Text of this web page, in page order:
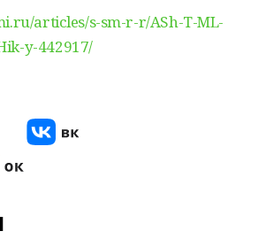
articles/s-sm-r-r/ASh-T-ML-
y-442917/